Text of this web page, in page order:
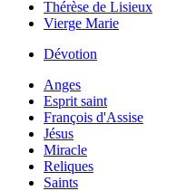
Thérèse de Lisieux
Vierge Marie
Dévotion
Anges
Esprit saint
François d'Assise
Jésus
Miracle
Reliques
Saints